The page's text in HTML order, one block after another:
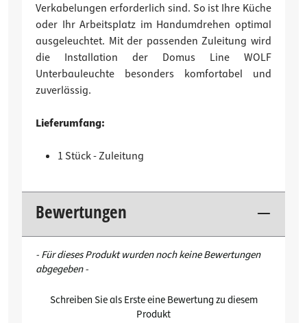
Verkabelungen erforderlich sind. So ist Ihre Küche
oder Ihr Arbeitsplatz im Handumdrehen optimal
ausgeleuchtet. Mit der passenden Zuleitung wird
die Installation der Domus Line WOLF
Unterbauleuchte besonders komfortabel und
zuverlässig.
Lieferumfang:
1 Stück - Zuleitung
Bewertungen
- Für dieses Produkt wurden noch keine Bewertungen
abgegeben -
Schreiben Sie als Erste eine Bewertung zu diesem
Produkt
New content loaded